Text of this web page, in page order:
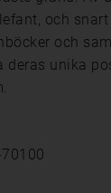
och
och
deras unika